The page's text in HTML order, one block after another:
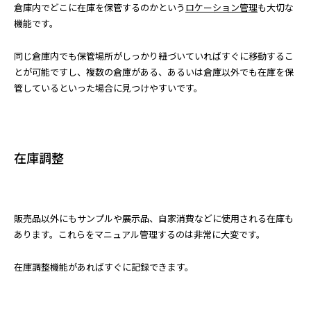
倉庫内でどこに在庫を保管するのかという ロケーション管理も大切な
機能です。
同じ倉庫内でも保管場所がしっかり紐づいていればすぐに移動するこ
とが可能ですし、複数の倉庫がある、あるいは倉庫以外でも在庫を保
管しているといった場合に見つけやすいです。
在庫調整
販売品以外にもサンプルや展示品、自家消費などに使用される在庫も
あります。これらをマニュアル管理するのは非常に大変です。
在庫調整機能があればすぐに記録できます。